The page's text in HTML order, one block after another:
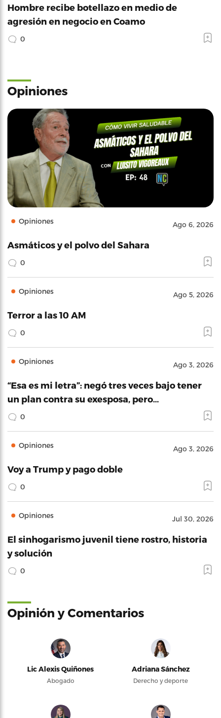
Hombre recibe botellazo en medio de
agresión en negocio en Coamo
0
Opiniones
Opiniones Ago 6, 2026
Asmáticos y el polvo del Sahara
0
Opiniones Ago 5, 2026
Terror a las 10 AM
0
Opiniones Ago 3, 2026
“Esa es mi letra”: negó tres veces bajo tener
un plan contra su exesposa, pero…
0
Opiniones Ago 3, 2026
Voy a Trump y pago doble
0
Opiniones Jul 30, 2026
El sinhogarismo juvenil tiene rostro, historia
y solución
0
Opinión y Comentarios
Lic Alexis Quiñones
Abogado
Adriana Sánchez
Derecho y deporte